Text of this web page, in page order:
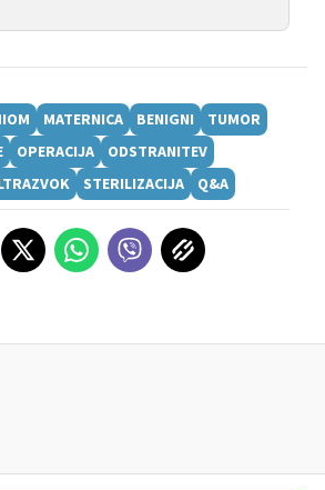
MATERNICA BENIGNI
TUMOR
OPERACIJA
ODSTRANITEV
STERILIZACIJA Q&A